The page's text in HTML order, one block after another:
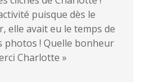
puisque dès le
elle avait eu le temps de
photos ! Quelle bonheur
Charlotte »